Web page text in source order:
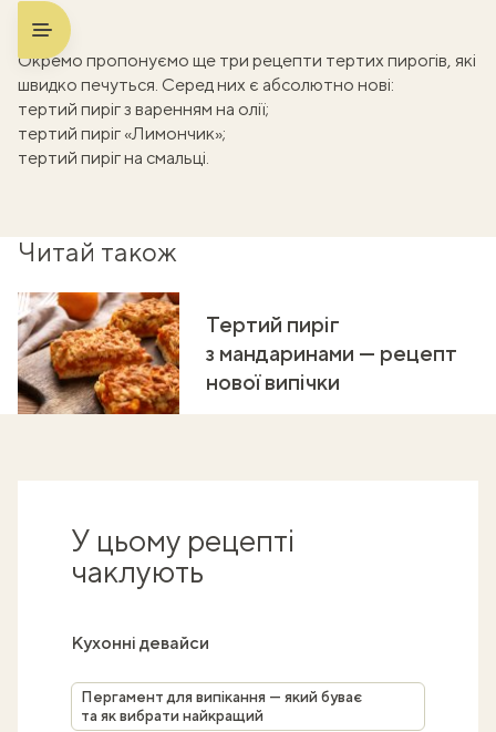
Окремо пропонуємо ще три рецепти тертих пирогів, які
швидко печуться. Серед них є абсолютно нові:
тертий пиріг з варенням на олії;
тертий пиріг «Лимончик»;
тертий пиріг на смальці.
Читай також
Тертий пиріг
з мандаринами — рецепт
нової випічки
У цьому рецепті
чаклують
Кухонні девайси
Пергамент для випікання — який буває
та як вибрати найкращий